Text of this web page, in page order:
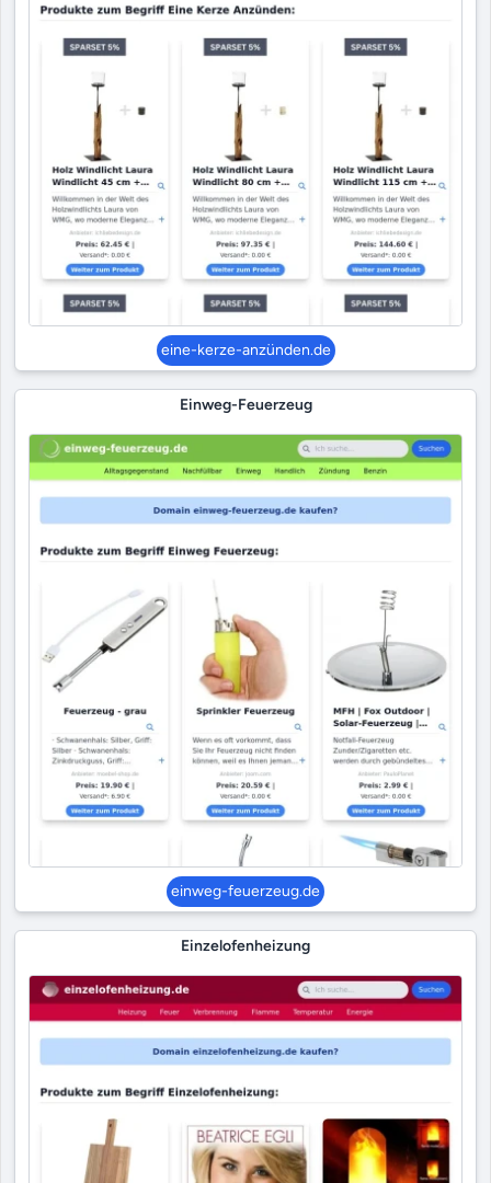
eine-kerze-anzünden.de
Einweg-Feuerzeug
einweg-feuerzeug.de
Einzelofenheizung